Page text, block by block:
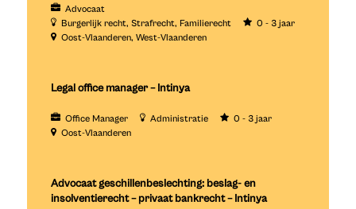
Advocaat
Burgerlijk recht Strafrecht Familierecht
0 - 3 jaar
Oost-Vlaanderen West-Vlaanderen
Legal office manager – Intinya
Office Manager Administratie
0 - 3 jaar
Oost-Vlaanderen
Advocaat geschillenbeslechting: beslag- en
insolventierecht – privaat bankrecht – Intinya